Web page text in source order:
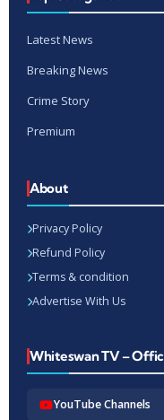
Latest News
Breaking News
Crime Story
Premium
About
Privacy Policy
Refund Policy
Terms & condition
Advertise With Us
Whiteswan TV –
YouTube Channels